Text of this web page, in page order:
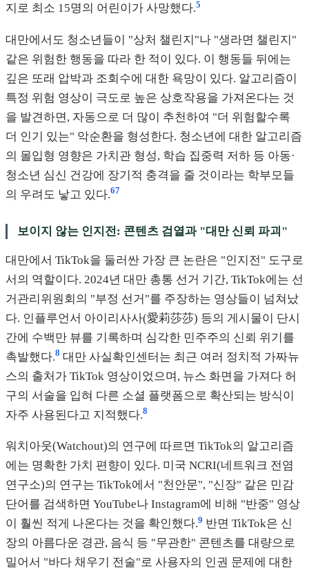
지로 최소 15명의 어린이가 사망했다.5
대만에서도 청소년들이 "상처 챌린지"나 "생라면 챌린지"
같은 위험한 행동을 따라 한 적이 있다. 이 행동들 뒤에는
깊은 또래 압박과 조회수에 대한 욕망이 있다. 알고리즘이
특정 위험 영상이 극도로 높은 상호작용을 가져온다는 것
을 발견하면, 자동으로 더 많이 추천하여 "더 위험할수록
더 인기 있는" 악순환을 형성한다. 청소년에 대한 알고리즘
의 몰입형 영향은 가치관 형성, 학습 집중력 저하 등 아동·
청소년 심신 건강에 장기적 충격을 줄 것이라는 학부모들
의 우려도 낳고 있다.67
보이지 않는 인지전: 콘텐츠 검열과 "대만 신뢰 파괴"
대만에서 TikTok을 둘러싼 가장 큰 논란은 "인지전" 도구로
서의 역할이다. 2024년 대만 총통 선거 기간, TikTok에는 선
거관리위원회의 "부정 선거"를 주장하는 영상들이 넘쳐났
다. 인플루언서 아이리사사(愛莉莎莎) 등의 게시물이 단시
간에 수백만 뷰를 기록하며 심각한 민주주의 신뢰 위기를
촉발했다.8 대만 사실확인센터는 최근 여러 정치적 가짜뉴
스의 출처가 TikTok 영상이었으며, 뉴스 화면을 가져다 허
구의 서술을 입혀 다른 소셜 플랫폼으로 확산되는 방식이
자주 사용된다고 지적했다.8
워치아웃(Watchout)의 연구에 따르면 TikTok의 알고리즘
에는 명확한 가치 편향이 있다. 미국 NCRI(네트워크 전염
연구소)의 연구는 TikTok에서 "천안문", "신장" 같은 민감
단어를 검색하면 YouTube나 Instagram에 비해 "반중" 영상
이 훨씬 적게 나온다는 것을 확인했다.9 반면 TikTok은 신
장의 아름다운 경관, 음식 등 "무관한" 콘텐츠를 대량으로
밀어서 "바다 채우기 전술"로 사용자의 인권 문제에 대한